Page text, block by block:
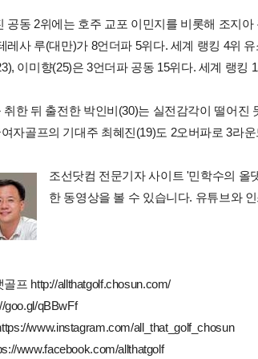
공동 2위에는 호주 교포 이민지를 비롯해 조지
레사 루(대만)가 8언더파 5위다. 세계 랭킹 4위
이미향(25)은 3언더파 공동 15위다. 세계 랭킹
취한 뒤 출전한 박인비(30)는 실전감각이 떨어
자골프의 기대주 최혜진(19)도 2오버파로 3라
조선닷컴 전문기자 사이트 '민학수의 올
한 동영상을 볼 수 있습니다. 유튜브와
프 http://allthatgolf.chosun.com/
qBBwFf
www.instagram.com/all_that_golf_chosun
www.facebook.com/allthatgolf